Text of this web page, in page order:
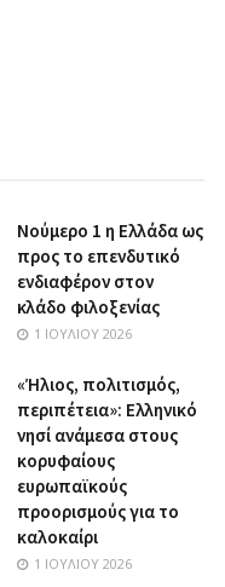
Nούμερο 1 η Ελλάδα ως
προς το επενδυτικό
ενδιαφέρον στον
κλάδο φιλοξενίας
1 ΙΟΥΛΊΟΥ 2026
«Ήλιος, πολιτισμός,
περιπέτεια»: Ελληνικό
νησί ανάμεσα στους
κορυφαίους
ευρωπαϊκούς
προορισμούς για το
καλοκαίρι
1 ΙΟΥΛΊΟΥ 2026